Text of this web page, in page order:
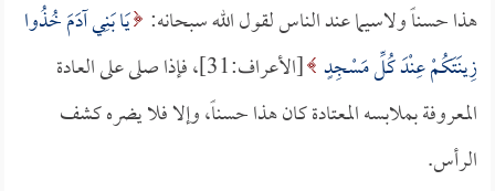
هذا حسناً ولاسيما عند الناس لقول الله سبحانه: يَا بَنِي آدَمَ خُذُوا
زِينَتَكُمْ عِنْدَ كُلِّ مَسْجِدٍ
[الأعراف:31]، فإذا صلى على العادة
المعروفة بملابسه المعتادة كان هذا حسناً، وإلا فلا يضره كشف
الرأس.